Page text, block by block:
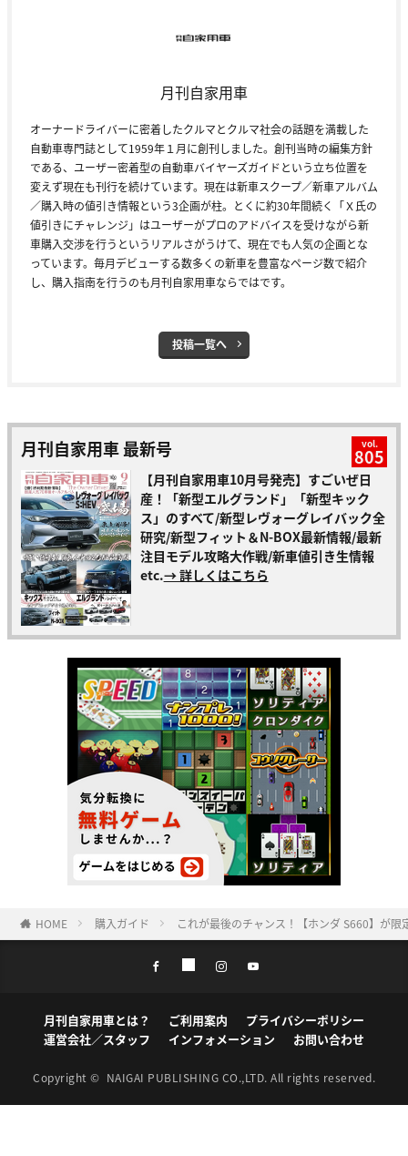
月刊自家用車
オーナードライバーに密着したクルマとクルマ社会の話題を満載した
自動車専門誌として1959年１月に創刊しました。創刊当時の編集方針
である、ユーザー密着型の自動車バイヤーズガイドという立ち位置を
変えず現在も刊行を続けています。現在は新車スクープ／新車アルバム
／購入時の値引き情報という3企画が柱。とくに約30年間続く「Ｘ氏の
値引きにチャレンジ」はユーザーがプロのアドバイスを受けながら新
車購入交渉を行うというリアルさがうけて、現在でも人気の企画とな
っています。毎月デビューする数多くの新車を豊富なページ数で紹介
し、購入指南を行うのも月刊自家用車ならではです。
投稿一覧へ
月刊自家用車 最新号 vol.
805
【月刊自家用車10月号発売】すごいぜ日
産！「新型エルグランド」「新型キック
ス」のすべて/新型レヴォーグレイバック全
研究/新型フィット＆N-BOX最新情報/最新
注目モデル攻略大作戦/新車値引き生情報
etc.→ 詳しくはこちら
HOME 購入ガイド これが最後のチャンス！【ホンダ S660】が
月刊自家用車とは？ ご利用案内
プライバシーポリシー
運営会社／スタッフ
インフォメーション お問い合わせ
Copyright © NAIGAI PUBLISHING CO.,LTD. All rights reserved.